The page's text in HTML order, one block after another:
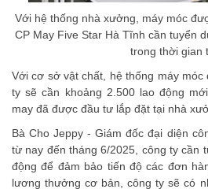
Với hệ thống nhà xưởng, máy móc
CP May Five Star Hà Tĩnh cần tuyển
trong thời gian
Với cơ sở vật chất, hệ thống máy
ty sẽ cần khoảng 2.500 lao động
may đã được đầu tư lắp đặt tại nhà
Bà Cho Jeppy - Giám đốc đại diện
từ nay đến tháng 6/2025, công ty cần
động để đảm bảo tiến độ các đơn
lương thưởng cơ bản, công ty sẽ có